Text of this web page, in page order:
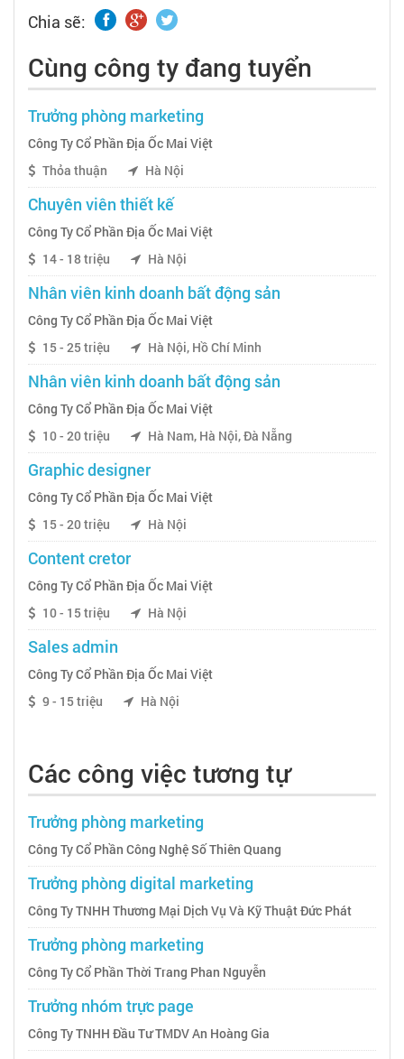
Chia sẽ:
Cùng công ty đang tuyển
Trưởng phòng marketing
Công Ty Cổ Phần Địa Ốc Mai Việt
Thỏa thuận
Hà Nội
Chuyên viên thiết kế
Công Ty Cổ Phần Địa Ốc Mai Việt
14 - 18 triệu
Hà Nội
Nhân viên kinh doanh bất động sản
Công Ty Cổ Phần Địa Ốc Mai Việt
15 - 25 triệu
Hà Nội, Hồ Chí Minh
Nhân viên kinh doanh bất động sản
Công Ty Cổ Phần Địa Ốc Mai Việt
10 - 20 triệu
Hà Nam, Hà Nội, Đà Nẵng
Graphic designer
Công Ty Cổ Phần Địa Ốc Mai Việt
15 - 20 triệu
Hà Nội
Content cretor
Công Ty Cổ Phần Địa Ốc Mai Việt
10 - 15 triệu
Hà Nội
Sales admin
Công Ty Cổ Phần Địa Ốc Mai Việt
9 - 15 triệu
Hà Nội
Các công việc tương tự
Trưởng phòng marketing
Công Ty Cổ Phần Công Nghệ Số Thiên Quang
Trưởng phòng digital marketing
Công Ty TNHH Thương Mại Dịch Vụ Và Kỹ Thuật Đức Phát
Trưởng phòng marketing
Công Ty Cổ Phần Thời Trang Phan Nguyễn
Trưởng nhóm trực page
Công Ty TNHH Đầu Tư TMDV An Hoàng Gia